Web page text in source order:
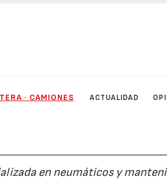
· CAMIONES ACTUALIDAD
en neumáticos y